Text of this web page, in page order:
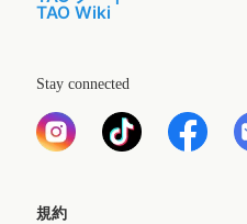
TAO Wiki
Stay connected
規約